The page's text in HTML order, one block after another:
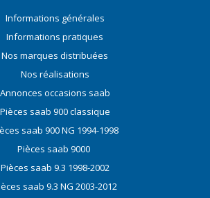
Informations générales
Informations pratiques
Nos marques distribuées
Nos réalisations
Annonces occasions saab
Pièces saab 900 classique
saab 900 NG 1994-1998
Pièces saab 9000
Pièces saab 9.3 1998-2002
saab 9.3 NG 2003-2012